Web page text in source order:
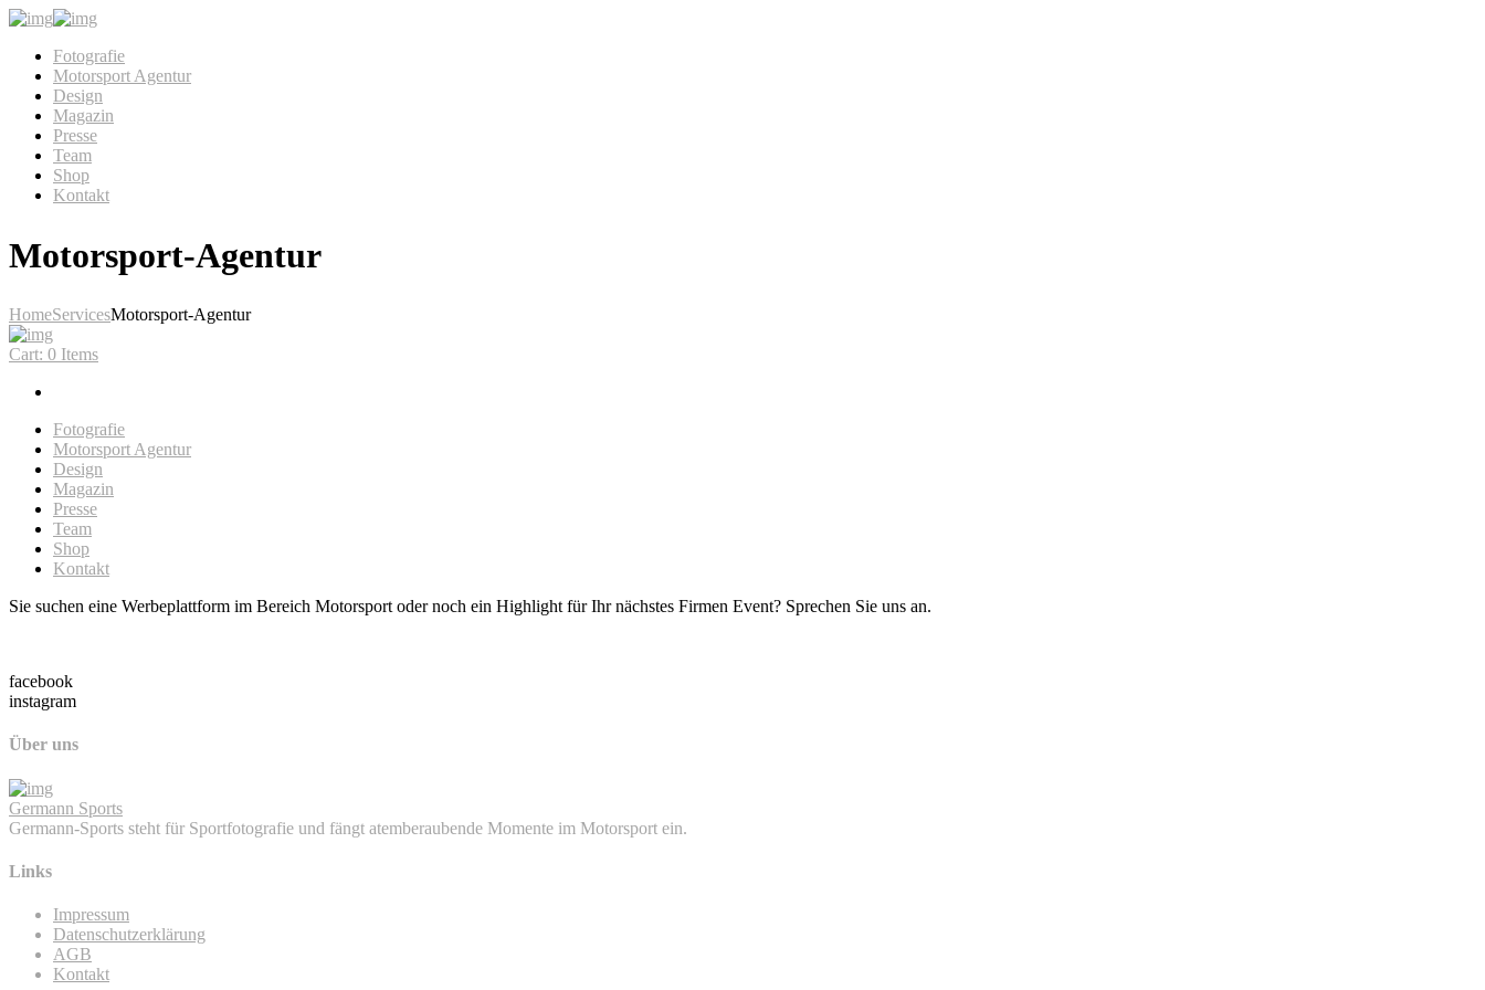
Fotografie
Motorsport Agentur
Design
Magazin
Presse
Team
Shop
Kontakt
Motorsport-Agentur
HomeServicesMotorsport-Agentur
Cart: 0 Items
Fotografie
Motorsport Agentur
Design
Magazin
Presse
Team
Shop
Kontakt
Sie suchen eine Werbeplattform im Bereich Motorsport oder noch ein Highlight für Ihr nächstes Firmen Event? Sprechen Sie uns an.
facebook
instagram
Über uns
Germann Sports
Germann-Sports steht für Sportfotografie und fängt atemberaubende Momente im Motorsport ein.
Links
Impressum
Datenschutzerklärung
AGB
Kontakt